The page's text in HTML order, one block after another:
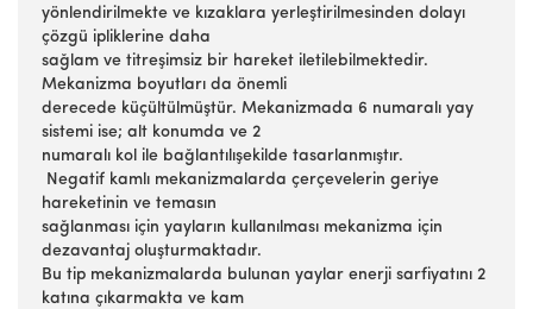
yönlendirilmekte ve kızaklara yerleştirilmesinden dolayı
çözgü ipliklerine daha
sağlam ve titreşimsiz bir hareket iletilebilmektedir.
Mekanizma boyutları da önemli
derecede küçültülmüştür. Mekanizmada 6 numaralı yay
sistemi ise; alt konumda ve 2
numaralı kol ile bağlantılışekilde tasarlanmıştır.
Negatif kamlı mekanizmalarda çerçevelerin geriye
hareketinin ve temasın
sağlanması için yayların kullanılması mekanizma için
dezavantaj oluşturmaktadır.
Bu tip mekanizmalarda bulunan yaylar enerji sarfiyatını 2
katına çıkarmakta ve kam